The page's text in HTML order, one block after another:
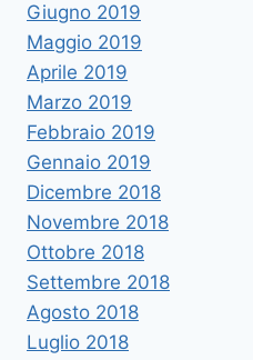
Giugno 2019
Maggio 2019
Aprile 2019
Marzo 2019
Febbraio 2019
Gennaio 2019
Dicembre 2018
Novembre 2018
Ottobre 2018
Settembre 2018
Agosto 2018
Luglio 2018